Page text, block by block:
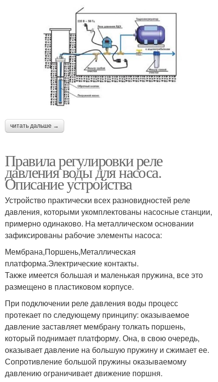
читать дальше →
Правила регулировки реле
давления воды для насоса.
Описание устройства
Устройство практически всех разновидностей реле
давления, которыми укомплектованы насосные станции,
примерно одинаково. На металлическом основании
зафиксированы рабочие элементы насоса:
Мембрана,Поршень,Металлическая
платформа.Электрические контакты.
Также имеется большая и маленькая пружина, все это
размещено в пластиковом корпусе.
При подключении реле давления воды процесс
протекает по следующему принципу: оказываемое
давление заставляет мембрану толкать поршень,
который поднимает платформу. Она, в свою очередь,
оказывает давление на большую пружину и сжимает ее.
Сопротивление большой пружины оказываемому
давлению ограничивает движение поршня.